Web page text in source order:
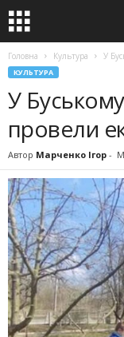
Головна Культура У
КУЛЬТУРА
У
провели
Автор Марченко Ігор -